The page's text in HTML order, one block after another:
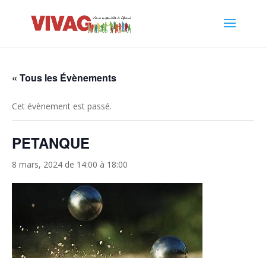
« Tous les Évènements
Cet évènement est passé.
PETANQUE
8 mars, 2024 de 14:00 à 18:00